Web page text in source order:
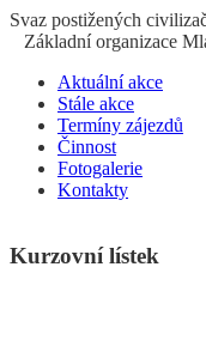
Svaz postižených c
Základní organizace
Aktuální akce
Stále akce
Termíny zájezdů
Činnost
Fotogalerie
Kontakty
Kurzovní lístek